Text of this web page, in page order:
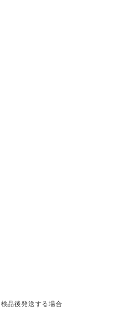
品後発送する場合